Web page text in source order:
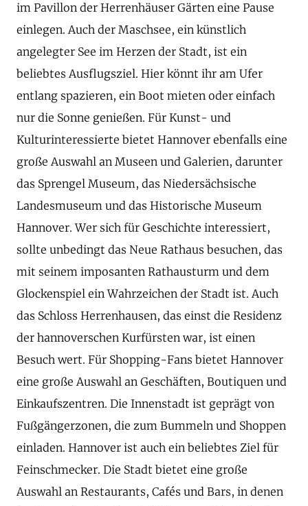
im Pavillon der Herrenhäuser Gärten eine Pause
einlegen. Auch der Maschsee, ein künstlich
angelegter See im Herzen der Stadt, ist ein
beliebtes Ausflugsziel. Hier könnt ihr am Ufer
entlang spazieren, ein Boot mieten oder einfach
nur die Sonne genießen. Für Kunst- und
Kulturinteressierte bietet Hannover ebenfalls eine
große Auswahl an Museen und Galerien, darunter
das Sprengel Museum, das Niedersächsische
Landesmuseum und das Historische Museum
Hannover. Wer sich für Geschichte interessiert,
sollte unbedingt das Neue Rathaus besuchen, das
mit seinem imposanten Rathausturm und dem
Glockenspiel ein Wahrzeichen der Stadt ist. Auch
das Schloss Herrenhausen, das einst die Residenz
der hannoverschen Kurfürsten war, ist einen
Besuch wert. Für Shopping-Fans bietet Hannover
eine große Auswahl an Geschäften, Boutiquen und
Einkaufszentren. Die Innenstadt ist geprägt von
Fußgängerzonen, die zum Bummeln und Shoppen
einladen. Hannover ist auch ein beliebtes Ziel für
Feinschmecker. Die Stadt bietet eine große
Auswahl an Restaurants, Cafés und Bars, in denen